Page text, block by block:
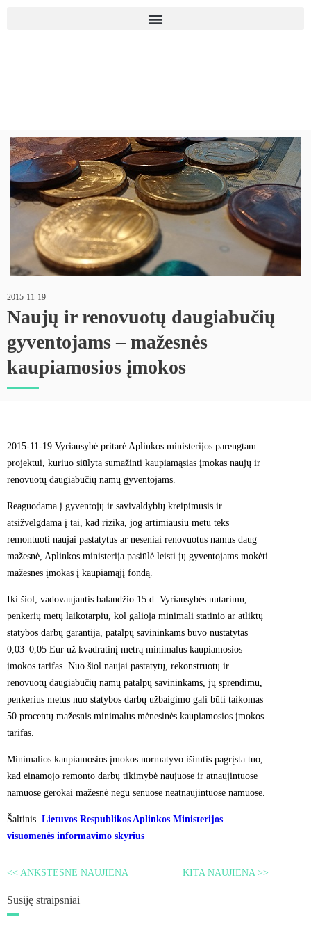
2015-11-19
Naujų ir renovuotų daugiabučių
gyventojams – mažesnės
kaupiamosios įmokos
2015-11-19 Vyriausybė pritarė Aplinkos ministerijos parengtam
projektui, kuriuo siūlyta sumažinti kaupiamąsias įmokas naujų ir
renovuotų daugiabučių namų gyventojams.
Reaguodama į gyventojų ir savivaldybių kreipimusis ir
atsižvelgdama į tai, kad rizika, jog artimiausiu metu teks
remontuoti naujai pastatytus ar neseniai renovuotus namus daug
mažesnė, Aplinkos ministerija pasiūlė leisti jų gyventojams mokėti
mažesnes įmokas į kaupiamąjį fondą.
Iki šiol, vadovaujantis balandžio 15 d. Vyriausybės nutarimu,
penkerių metų laikotarpiu, kol galioja minimali statinio ar atliktų
statybos darbų garantija, patalpų savininkams buvo nustatytas
0,03–0,05 Eur už kvadratinį metrą minimalus kaupiamosios
įmokos tarifas. Nuo šiol naujai pastatytų, rekonstruotų ir
renovuotų daugiabučių namų patalpų savininkams, jų sprendimu,
penkerius metus nuo statybos darbų užbaigimo gali būti taikomas
50 procentų mažesnis minimalus mėnesinės kaupiamosios įmokos
tarifas.
Minimalios kaupiamosios įmokos normatyvo išimtis pagrįsta tuo,
kad einamojo remonto darbų tikimybė naujuose ir atnaujintuose
namuose gerokai mažesnė negu senuose neatnaujintuose namuose.
Šaltinis Lietuvos Respublikos Aplinkos Ministerijos
visuomenės informavimo skyrius
<< ANKSTESNĖ NAUJIENA KITA NAUJIENA >>
Susiję straipsniai